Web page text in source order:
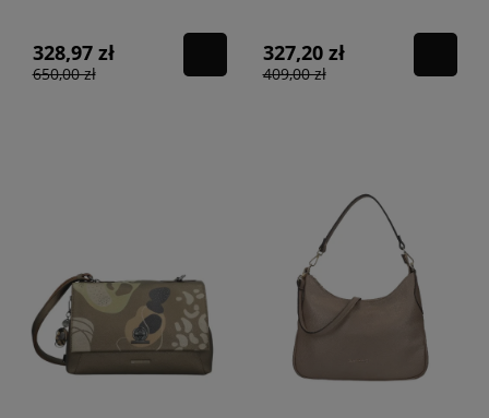
328,97 zł
650,00 zł
327,20 zł
409,00 zł